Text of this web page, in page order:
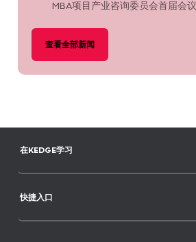
MBA项目产业咨询委员会首届会
查看全部新闻
在KEDGE学习
快捷入口